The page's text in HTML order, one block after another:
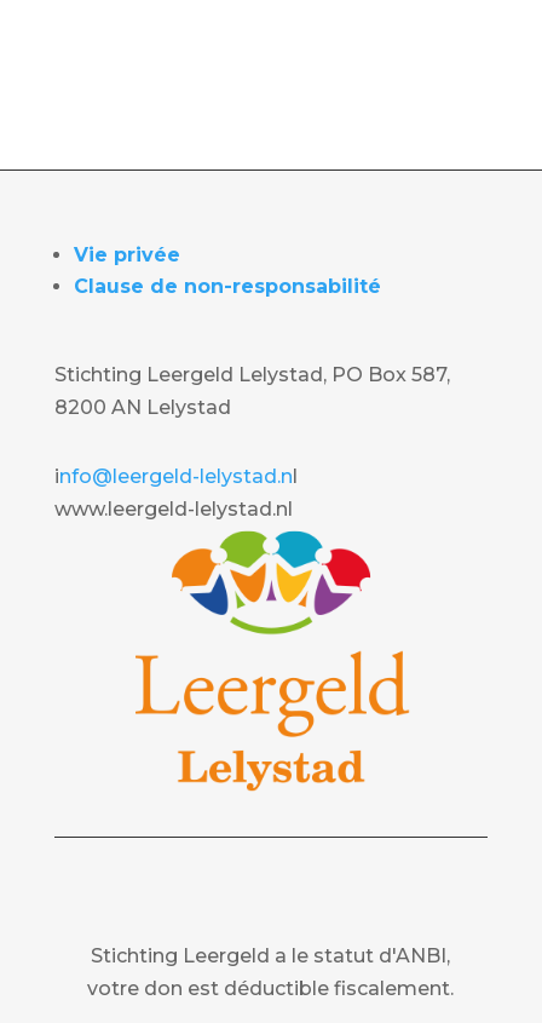
Vie privée
Clause de non-responsabilité
Stichting Leergeld Lelystad, PO Box 587,
8200 AN Lelystad
info@leergeld-lelystad.nl
www.leergeld-lelystad.nl
Stichting Leergeld a le statut d'ANBI,
votre don est déductible fiscalement.